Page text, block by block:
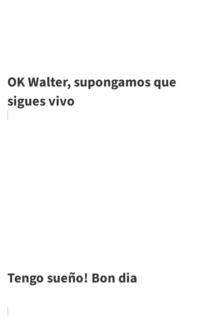
OK Walter, supongamos que
sigues vivo
Tengo sueño! Bon dia